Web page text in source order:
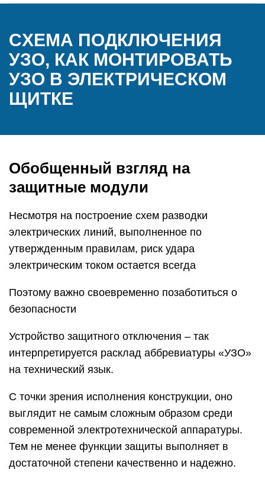
CХЕМА ПОДКЛЮЧЕНИЯ
УЗО, КАК МОНТИРОВАТЬ
УЗО В ЭЛЕКТРИЧЕСКОМ
ЩИТКЕ
Обобщенный взгляд на
защитные модули
Несмотря на построение схем разводки
электрических линий, выполненное по
утвержденным правилам, риск удара
электрическим током остается всегда
Поэтому важно своевременно позаботиться о
безопасности
Устройство защитного отключения – так
интерпретируется расклад аббревиатуры «УЗО»
на технический язык.
С точки зрения исполнения конструкции, оно
выглядит не самым сложным образом среди
современной электротехнической аппаратуры.
Тем не менее функции защиты выполняет в
достаточной степени качественно и надежно.